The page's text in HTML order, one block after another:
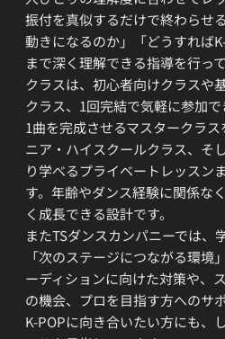
振付を真似するだけで終わらせ
動きになるのか」「どうすれば
まで深く理解できる指導を行って
クラスは、初心者向けクラスや
クラス、1回完結で気軽に参加
1曲を完成させるマスタークラ
ニア・ハイスクールクラス、そ
り学べるプライベートレッスン
す。年齢やダンス経験に関係な
く成長できる設計です。
またTSダンスカンパニーでは、
「次のステージにつながる環境
ーディションに向けた対策や、
の機会、プロを目指す方へのサ
K-POPに向き合いたい方にも、